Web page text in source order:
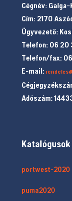
Cégnév:
Cím: 2170
Ügyvezető:
Telefon: 06 20
Telefon/fax:
E-mail:
Adószám:
portwest-2020
puma2020